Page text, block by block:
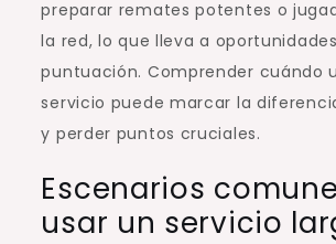
preparar remates potentes o
la red, lo que lleva a
puntuación. Comprender cuándo
servicio puede marcar la
y perder puntos cruciales.
Escenarios
usar un servicio